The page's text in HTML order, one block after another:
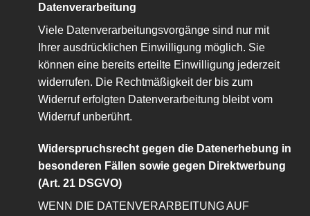
Datenverarbeitung
Viele Datenverarbeitungsvorgänge sind nur mit
Ihrer ausdrücklichen Einwilligung möglich. Sie
können eine bereits erteilte Einwilligung jederzeit
widerrufen. Die Rechtmäßigkeit der bis zum
Widerruf erfolgten Datenverarbeitung bleibt vom
Widerruf unberührt.
Widerspruchsrecht gegen die Datenerhebung in
besonderen Fällen sowie gegen Direktwerbung
(Art. 21 DSGVO)
WENN DIE DATENVERARBEITUNG AUF